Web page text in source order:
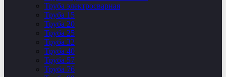
Труба электросварная
Труба 15
Труба 20
Труба 25
Труба 32
Труба 40
Труба 57
Труба 76